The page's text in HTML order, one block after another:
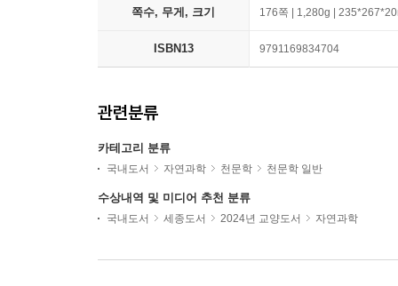
쪽수, 무게, 크기 176쪽 | 1,280g |
ISBN13 9791169834704
관련분류
카테고리 분류
국내도서 자연과학 천문학 천문학 일반
수상내역 및 미디어 추천 분류
국내도서 세종도서 2024년 교양도서 자연과학